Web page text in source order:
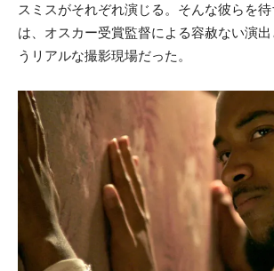
スミスがそれぞれ演じ る。そんな彼らを
は、 オスカー受賞監督による容赦ない演
うリアルな撮影現場だった。